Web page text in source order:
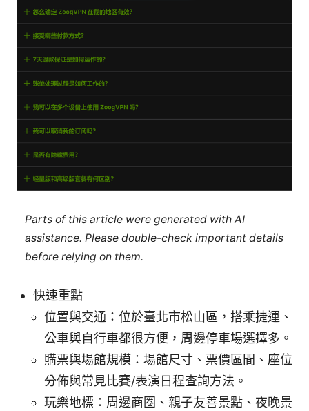
Parts of this article were generated with AI
assistance. Please double-check important details
before relying on them.
快速重點
位置與交通：位於臺北市松山區，搭乘捷運、
公車與自行車都很方便，周邊停車場選擇多。
購票與場館規模：場館尺寸、票價區間、座位
分佈與常見比賽/表演日程查詢方法。
玩樂地標：周邊商圈、親子友善景點、夜晚景